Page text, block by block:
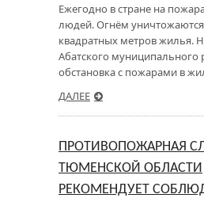
Ежегодно в стране на
людей. Огнём
квадратных метров жилья.
Абатского муниципального
обстановка с пожарами в
ДАЛЕЕ
ПРОТИВОПОЖАРНАЯ
ТЮМЕНСКОЙ ОБЛАСТИ
РЕКОМЕНДУЕТ